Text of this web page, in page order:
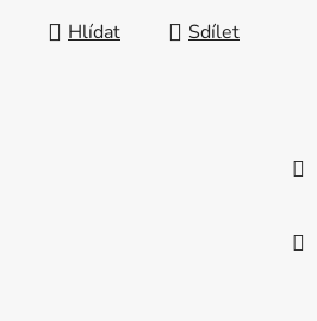
Hlídat Sdílet